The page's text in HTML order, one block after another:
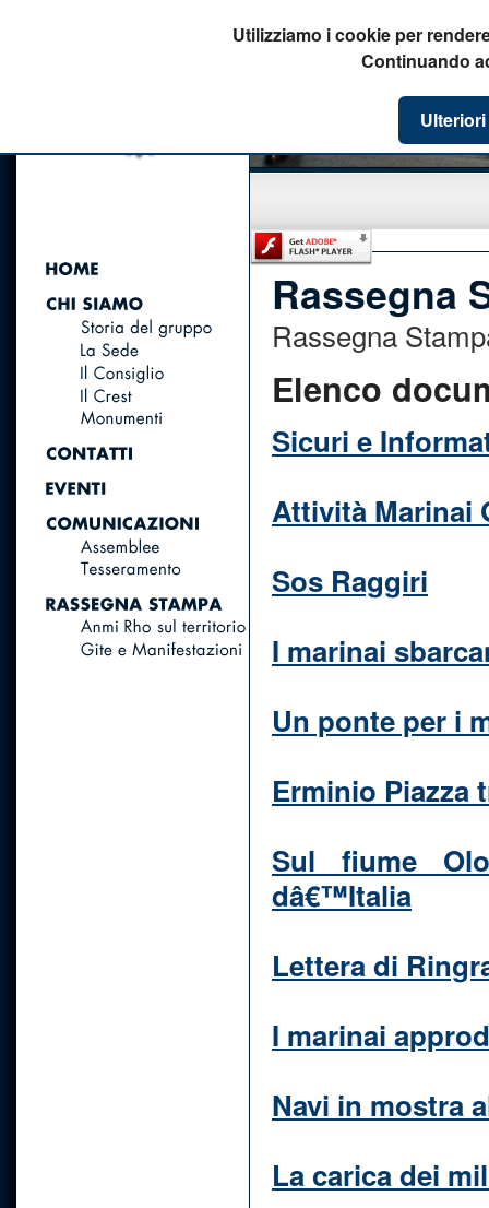
Rassegna
Rassegna
Elenco
Sicuri e
Attività Marinai
Sos Raggiri
I marinai
Un ponte per i
Erminio Piazza
Sul fiume
dâ€™Italia
Lettera di
I marinai
Navi in mostra
La carica dei
Utilizziamo i cookie per
Continuando